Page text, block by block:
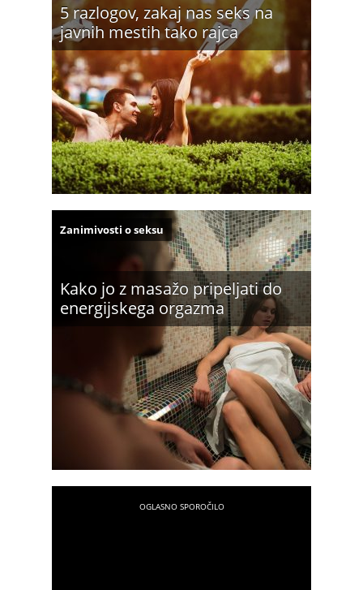
5 razlogov, zakaj nas seks na
javnih mestih tako rajca
Kako jo z masažo pripeljati do
energijskega orgazma
Zanimivosti o seksu